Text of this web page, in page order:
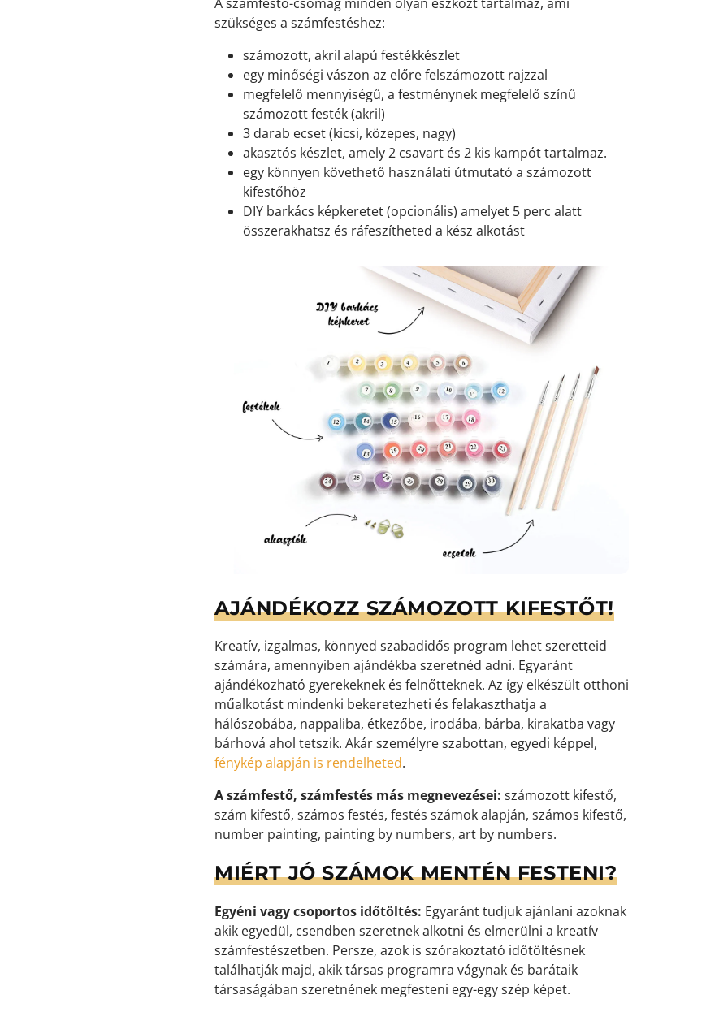
szükséges a számfestéshez:
számozott, akril alapú festékkészlet
egy minőségi vászon az előre felszámozott rajzzal
megfelelő mennyiségű, a festménynek megfelelő színű
számozott festék (akril)
3 darab ecset (kicsi, közepes, nagy)
akasztós készlet, amely 2 csavart és 2 kis kampót tartalmaz.
egy könnyen követhető használati útmutató a számozott
kifestőhöz
DIY barkács képkeretet (opcionális) amelyet 5 perc alatt
összerakhatsz és ráfeszítheted a kész alkotást
AJÁNDÉKOZZ SZÁMOZOTT KIFESTŐT!
Kreatív, izgalmas, könnyed szabadidős program lehet szeretteid
számára, amennyiben ajándékba szeretnéd adni. Egyaránt
ajándékozható gyerekeknek és felnőtteknek. Az így elkészült otthoni
műalkotást mindenki bekeretezheti és felakaszthatja a
hálószobába, nappaliba, étkezőbe, irodába, bárba, kirakatba vagy
bárhová ahol tetszik. Akár személyre szabottan, egyedi képpel,
fénykép alapján is rendelheted.
A számfestő, számfestés más megnevezései: számozott kifestő,
szám kifestő, számos festés, festés számok alapján, számos kifestő,
number painting, painting by numbers, art by numbers.
MIÉRT JÓ SZÁMOK MENTÉN FESTENI?
Egyéni vagy csoportos időtöltés: Egyaránt tudjuk ajánlani azoknak
akik egyedül, csendben szeretnek alkotni és elmerülni a kreatív
számfestészetben. Persze, azok is szórakoztató időtöltésnek
találhatják majd, akik társas programra vágynak és barátaik
társaságában szeretnének megfesteni egy-egy szép képet.